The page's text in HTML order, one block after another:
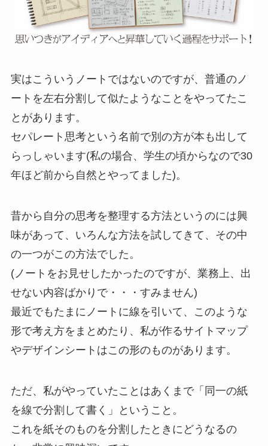
実はこういうノートではないのですが、普通のノ
ートを左右分割して似たようなことをやってたこ
とがあります。
セパレート思考という名前で別の方が本も出して
らっしゃいます(私の場合、学生の頃からなので30
年ほど前から自然とやってました)。
昔から自分の思考を整理する方法というのには興
味があって、いろんな方法を試してきて、その中
の一つがこの方法でした。
(ノートをお見せしたかったのですが、業務上、出
せない内容ばかりで・・・すみません)
最近でもたまにノートに線を引いて、このような
形で考え方をまとめたり、私が作るサイトマップ
やデザインシートはこの形のものがあります。
ただ、私がやっていたことはあくまで「同一の紙
を線で分割して書く」ということ。
これを紙そのものを分割したときにどうなるの